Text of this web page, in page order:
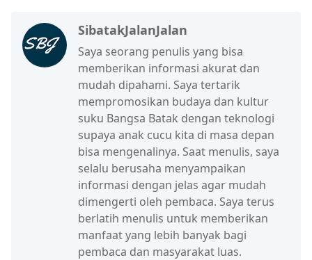
SibatakJalanJalan
Saya seorang penulis yang bisa
memberikan informasi akurat dan
mudah dipahami. Saya tertarik
mempromosikan budaya dan kultur
suku Bangsa Batak dengan teknologi
supaya anak cucu kita di masa depan
bisa mengenalinya. Saat menulis, saya
selalu berusaha menyampaikan
informasi dengan jelas agar mudah
dimengerti oleh pembaca. Saya terus
berlatih menulis untuk memberikan
manfaat yang lebih banyak bagi
pembaca dan masyarakat luas.